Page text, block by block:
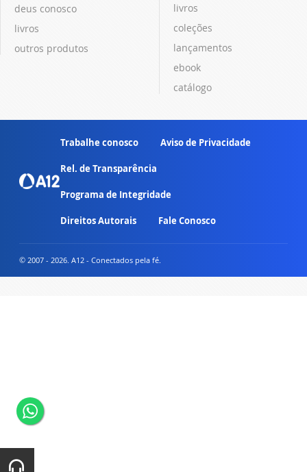
deus conosco
livros
outros produtos
livros
coleções
lançamentos
ebook
catálogo
Trabalhe conosco Aviso de Privacidade
Rel. de Transparência
Programa de Integridade
Direitos Autorais Fale Conosco
© 2007 - 2026. A12 - Conectados pela fé.